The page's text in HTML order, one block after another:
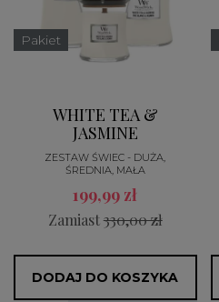
Pakiet
WHITE TEA &
JASMINE
ZESTAW ŚWIEC - DUŻA,
ŚREDNIA, MAŁA
199,99 zł
Zamiast330,00 zł
DODAJ DO KOSZYKA